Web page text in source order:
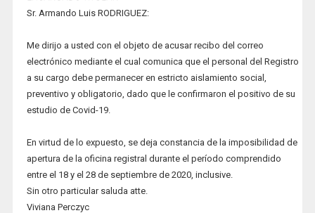
Sr. Armando Luis RODRIGUEZ:
Me dirijo a usted con el objeto de acusar recibo del correo
electrónico mediante el cual comunica que el personal del Registro
a su cargo debe permanecer en estricto aislamiento social,
preventivo y obligatorio, dado que le confirmaron el positivo de su
estudio de Covid-19.
En virtud de lo expuesto, se deja constancia de la imposibilidad de
apertura de la oficina registral durante el período comprendido
entre el 18 y el 28 de septiembre de 2020, inclusive.
Sin otro particular saluda atte.
Viviana Perczyc